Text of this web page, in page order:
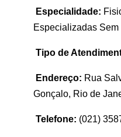
Especialidade:
Especializadas
Tipo de
Endereço: Rua
Gonçalo, Rio de
Telefone: (021)